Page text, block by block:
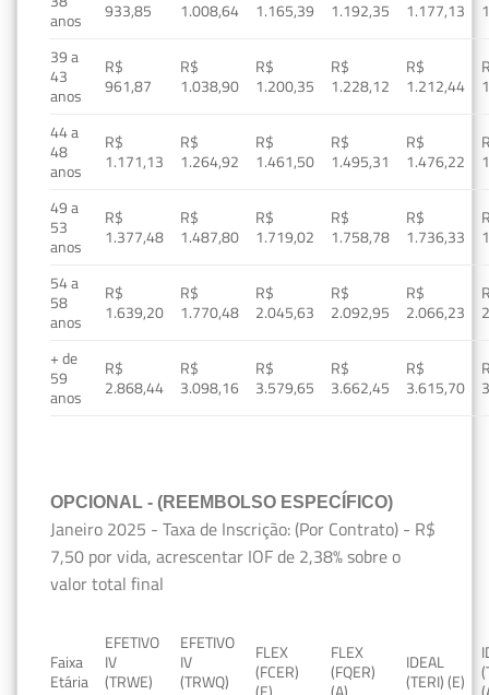
anos
933,85
1.008,64
1.165,39
1.192,35
1.177,13
39 a
43
anos
R$
961,87
R$
1.038,90
R$
1.200,35
R$
1.228,12
R$
1.212,44
44 a
48
anos
R$
1.171,13
R$
1.264,92
R$
1.461,50
R$
1.495,31
R$
1.476,22
49 a
53
anos
R$
1.377,48
R$
1.487,80
R$
1.719,02
R$
1.758,78
R$
1.736,33
54 a
58
anos
R$
1.639,20
R$
1.770,48
R$
2.045,63
R$
2.092,95
R$
2.066,23
+ de
59
anos
R$
2.868,44
R$
3.098,16
R$
3.579,65
R$
3.662,45
R$
3.615,70
OPCIONAL - (REEMBOLSO ESPECÍFICO)
Janeiro 2025 - Taxa de Inscrição: (Por Contrato) - R$
7,50 por vida, acrescentar IOF de 2,38% sobre o
valor total final
Faixa
Etária
EFETIVO
IV
(TRWE)
EFETIVO
IV
(TRWQ)
FLEX
(FCER)
FLEX
(FQER)
IDEAL
(TERI) (E)